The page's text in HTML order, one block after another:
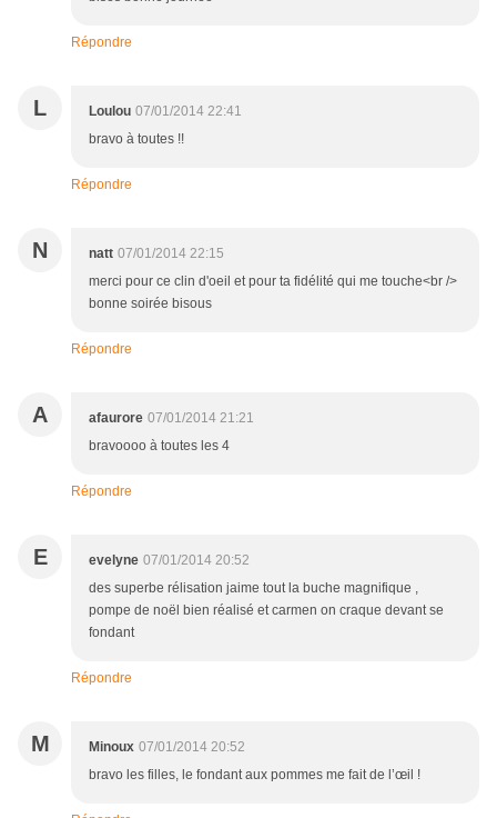
Répondre
L Loulou 07/01/2014 22:41
bravo à toutes !!
Répondre
N natt 07/01/2014 22:15
merci pour ce clin d'oeil et pour ta fidélité qui me touche<br />
bonne soirée bisous
Répondre
A afaurore 07/01/2014 21:21
bravoooo à toutes les 4
Répondre
E evelyne 07/01/2014 20:52
des superbe rélisation jaime tout la buche magnifique ,
pompe de noël bien réalisé et carmen on craque devant se
fondant
Répondre
M Minoux 07/01/2014 20:52
bravo les filles, le fondant aux pommes me fait de l’œil !